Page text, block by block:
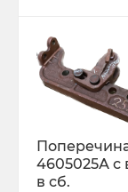
4605025А с
в сб.